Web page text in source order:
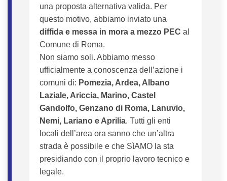
una proposta alternativa valida. Per
questo motivo, abbiamo inviato una
diffida e messa in mora a mezzo PEC al
Comune di Roma.
Non siamo soli. Abbiamo messo
ufficialmente a conoscenza dell’azione i
comuni di: Pomezia, Ardea, Albano
Laziale, Ariccia, Marino, Castel
Gandolfo, Genzano di Roma, Lanuvio,
Nemi, Lariano e Aprilia. Tutti gli enti
locali dell’area ora sanno che un’altra
strada è possibile e che SìAMO la sta
presidiando con il proprio lavoro tecnico e
legale.